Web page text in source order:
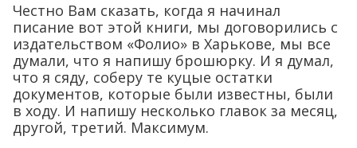
Честно Вам сказать, когда я начинал
писание вот этой книги, мы договорились с
издательством «Фолио» в Харькове, мы все
думали, что я напишу брошюрку. И я думал,
что я сяду, соберу те куцые остатки
документов, которые были известны, были
в ходу. И напишу несколько главок за месяц,
другой, третий. Максимум.